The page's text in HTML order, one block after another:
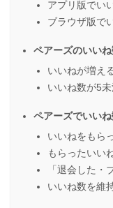
アプリ版でい
ブラウザ版で
ペアーズのいい
いいねが増え
いいね数が5
ペアーズでいい
いいねをもら
もらったいい
「退会した・
いいね数を維